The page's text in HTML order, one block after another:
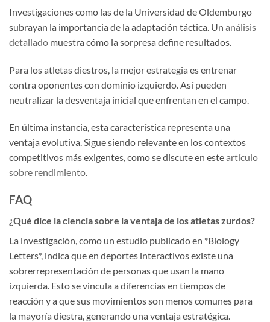
Investigaciones como las de la Universidad de Oldemburgo
subrayan la importancia de la adaptación táctica. Un análisis
detallado muestra cómo la sorpresa define resultados.
Para los atletas diestros, la mejor estrategia es entrenar
contra oponentes con dominio izquierdo. Así pueden
neutralizar la desventaja inicial que enfrentan en el campo.
En última instancia, esta característica representa una
ventaja evolutiva. Sigue siendo relevante en los contextos
competitivos más exigentes, como se discute en esteartículo
sobre rendimiento.
FAQ
¿Qué dice la ciencia sobre la ventaja de los atletas zurdos?
La investigación, como un estudio publicado en *Biology
Letters*, indica que en deportes interactivos existe una
sobrerrepresentación de personas que usan la mano
izquierda. Esto se vincula a diferencias en tiempos de
reacción y a que sus movimientos son menos comunes para
la mayoría diestra, generando una ventaja estratégica.